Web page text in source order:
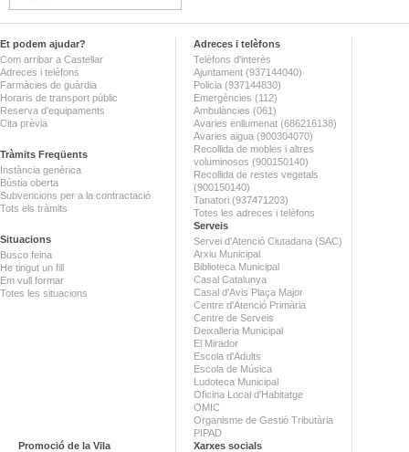
Et podem ajudar?
Com arribar a Castellar
Adreces i telèfons
Farmàcies de guàrdia
Horaris de transport públic
Reserva d'equipaments
Cita prèvia
Tràmits Freqüents
Instància genèrica
Bústia oberta
Subvencions per a la contractació
Tots els tràmits
Situacions
Busco feina
He tingut un fill
Em vull formar
Totes les situacions
Adreces i telèfons
Telèfons d'interès
Ajuntament (937144040)
Policia (937144830)
Emergències (112)
Ambulàncies (061)
Avaries enllumenat (686216138)
Avaries aigua (900304070)
Recollida de mobles i altres
voluminosos (900150140)
Recollida de restes vegetals
(900150140)
Tanatori (937471203)
Totes les adreces i telèfons
Serveis
Servei d'Atenció Ciutadana (SAC)
Arxiu Municipal
Biblioteca Municipal
Casal Catalunya
Casal d'Avis Plaça Major
Centre d'Atenció Primària
Centre de Serveis
Deixalleria Municipal
El Mirador
Escola d'Adults
Escola de Música
Ludoteca Municipal
Oficina Local d'Habitatge
OMIC
Organisme de Gestió Tributària
PIPAD
Promoció de la Vila
Xarxes socials